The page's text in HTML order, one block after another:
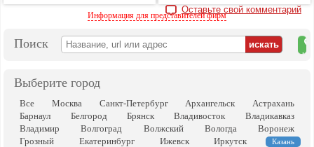
Оставьте свой комментарий
Информация для представителей фирм
Поиск
на
Выберите город
Все Москва Санкт-Петербург Архангельск
Астрахань
Барнаул
Белгород Брянск Владивосток
Владикавказ
Владимир
Волгоград Волжский Вологда
Воронеж
Грозный
Екатеринбург Ижевск Иркутск Казань